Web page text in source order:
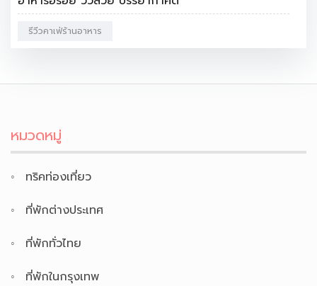
รีวีวคาเฟ่ร้านอาหาร
หมวดหมู่
ทริคท่องเที่ยว
ที่พักต่างประเทศ
ที่พักทั่วไทย
ที่พักในกรุงเทพ